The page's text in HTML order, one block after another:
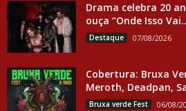
Drama celebra 20
ouça “Onde Isso
Destaque 07/08/2026
Cobertura: Bruxa
Meroth, Deadpan,
Bruxa verde Fest 06/08/